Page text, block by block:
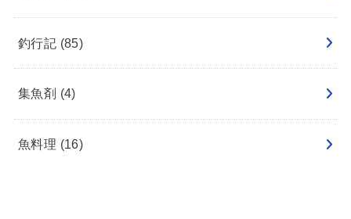
釣行記 (85)
集魚剤 (4)
魚料理 (16)